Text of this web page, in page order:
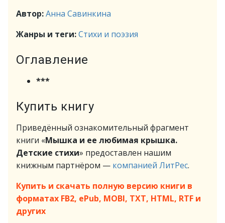
Автор:Анна Савинкина
Жанры и теги:Стихи и поэзия
Оглавление
***
Купить книгу
Приведённый ознакомительный фрагмент
книги «Мышка и ее любимая крышка.
Детские стихи» предоставлен нашим
книжным партнёром — компанией ЛитРес.
Купить и скачать полную версию книги в
форматах FB2, ePub, MOBI, TXT, HTML, RTF и
других